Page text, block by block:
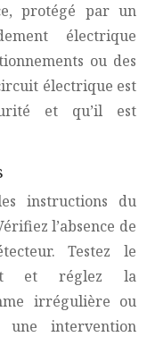
protégé par un
électrique
ou des
électrique est
et qu’il est
instructions du
l’absence de
Testez le
et réglez la
irrégulière ou
intervention